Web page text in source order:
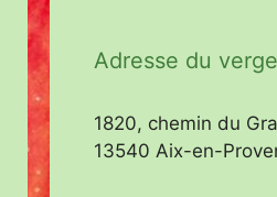
Adresse du
1820, chemin du
13540 Aix-en-